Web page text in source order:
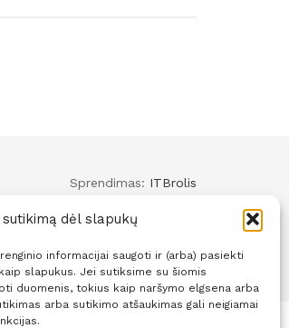
dėl slapukų
informacijai saugoti ir (arba) pasiekti
slapukus. Jei sutiksime su šiomis
duomenis, tokius kaip naršymo elgsena arba
arba sutikimo atšaukimas gali neigiamai
Sprendimas: ITBrolis